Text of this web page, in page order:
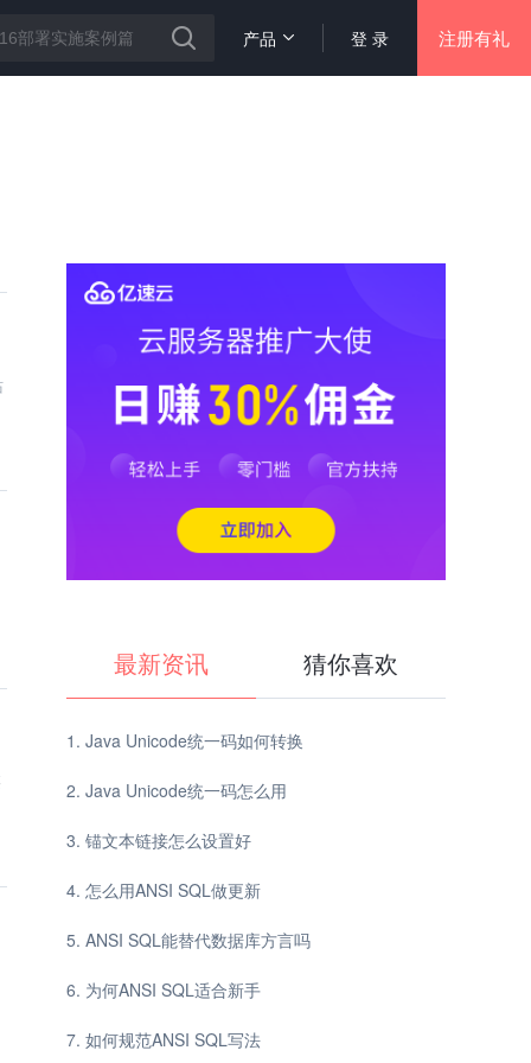
登 录 注册有礼
产品
最新资讯 猜你喜欢
Java Unicode统一码如何转换
Java Unicode统一码怎么用
锚文本链接怎么设置好
怎么用ANSI SQL做更新
ANSI SQL能替代数据库方言吗
为何ANSI SQL适合新手
如何规范ANSI SQL写法